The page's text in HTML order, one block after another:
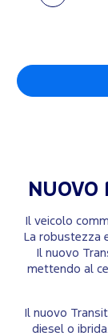
NUOVO
Il veicolo
La robustezza
Il nuovo
mettendo al
Il nuovo
diesel o